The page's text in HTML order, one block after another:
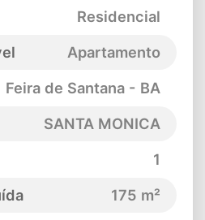
Residencial
Apartamento
Feira de Santana - BA
SANTA MONICA
1
175 m²